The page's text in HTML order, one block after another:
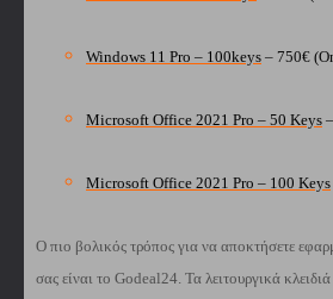
Windows 11 Pro – 100keys – 750€
Microsoft Office 2021 Pro – 50 Keys
Microsoft Office 2021 Pro – 100 Keys
Ο πιο βολικός τρόπος για να αποκτήσετε
σας είναι το Godeal24. Τα λειτουργικά